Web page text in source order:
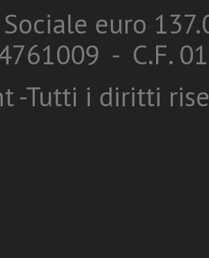
euro
- C.F.
-Tutti i diritti